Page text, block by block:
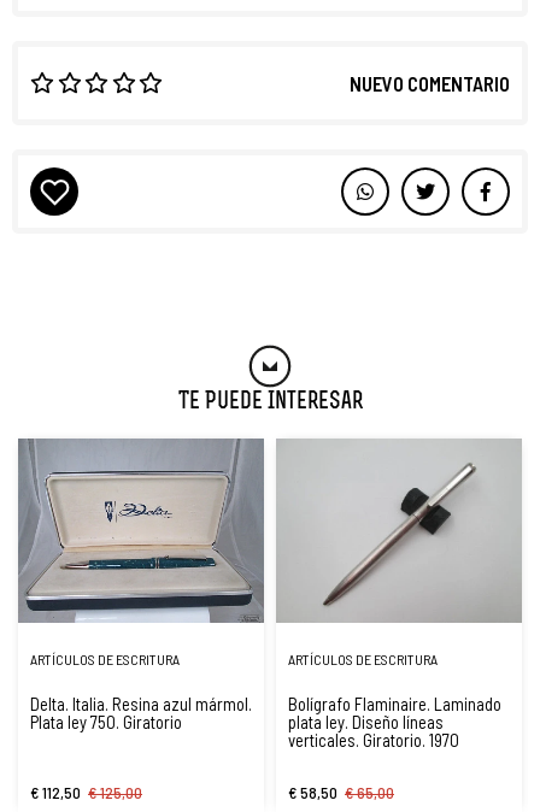
NUEVO COMENTARIO
Te Puede Interesar
ARTÍCULOS DE ESCRITURA
Delta. Italia. Resina azul mármol.
Plata ley 750. Giratorio
€ 112,50 € 125,00
ARTÍCULOS DE ESCRITURA
Bolígrafo Flaminaire. Laminado
plata ley. Diseño líneas
verticales. Giratorio. 1970
€ 58,50 € 65,00